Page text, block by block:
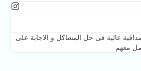
عالية فى حل المشاكل و الاجابة على
معهم